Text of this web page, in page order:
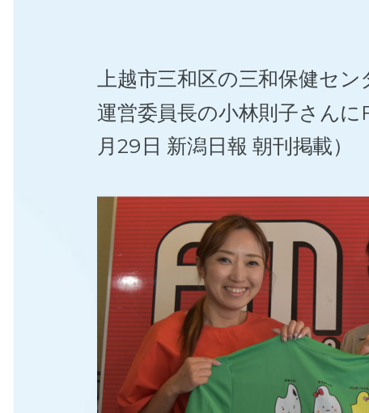
上越市三和区の三和保健セン
運営委員長の小林則子さん
月29日 新潟日報 朝刊掲載）